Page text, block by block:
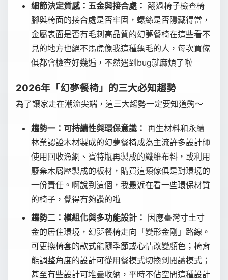
細節決定質感：五金與接合處： 翻過椅子檢查椅
腳與椅面的接合處是否牢固，螺絲是否隱藏得當，
金屬表面是否有毛刺高品質的幻夢餐椅在這些看不
見的地方也絕不馬虎像我這種龜毛的人，每次買傢
俱都會檢查好幾遍，不然遇到bug就麻煩了啦
2026年「幻夢餐椅」的三大必知趨勢
為了讓家走在潮流尖端，這三大趨勢一定要知道齁～
趨勢一：可持續性與環保意識： 再生材料和永續
林業認證木材製成的幻夢餐椅成為主流許多設計師
使用回收漁網、寶特瓶再製成的纖維布料，或利用
廢棄木屑壓製成的板材，購買這類傢俱是對環境的
一份責任。啊說到這個，我最近在看一些環保材質
的椅子，覺得有夠讚的啦
趨勢二：模組化與多功能設計：
因應臺灣寸土寸
金的居住環境，幻夢餐椅走向「變形金剛」路線。
可更換椅套的款式能隨季節或心情改變顏色；椅背
能調整角度的設計可從用餐模式切換到閱讀模式；
甚至有些設計可堆疊收納，平時不佔空間這種設計